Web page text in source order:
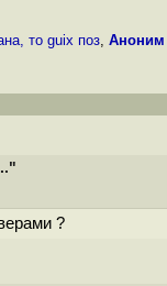
то guix поз, Аноним
?